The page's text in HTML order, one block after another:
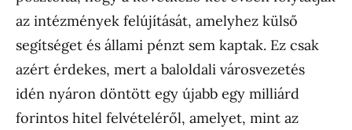
az intézmények felújítását, amelyhez külső
segítséget és állami pénzt sem kaptak. Ez csak
azért érdekes, mert a baloldali városvezetés
idén nyáron döntött egy újabb egy milliárd
forintos hitel felvételéről, amelyet, mint az